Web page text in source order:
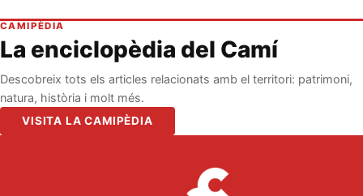
CAMIPÈDIA
La enciclopèdia del Camí
Descobreix tots els articles relacionats amb el territori: patrimoni,
natura, història i molt més.
VISITA LA CAMIPÈDIA